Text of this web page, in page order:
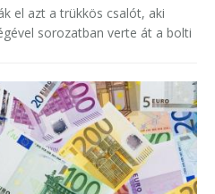
el azt a trükkös csalót, aki
sorozatban verte át a bolti